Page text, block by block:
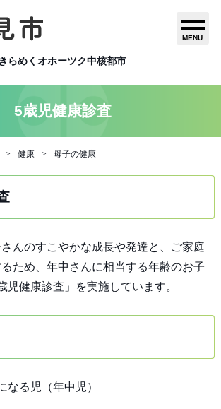
らめくオホーツク中核都市
MENU
5歳児健康診査
健康 母子の健康
んのすこやかな成長や発達と、ご家庭
ため、年中さんに相当する年齢のお子
児健康診査」を実施しています。
なる児（年中児）